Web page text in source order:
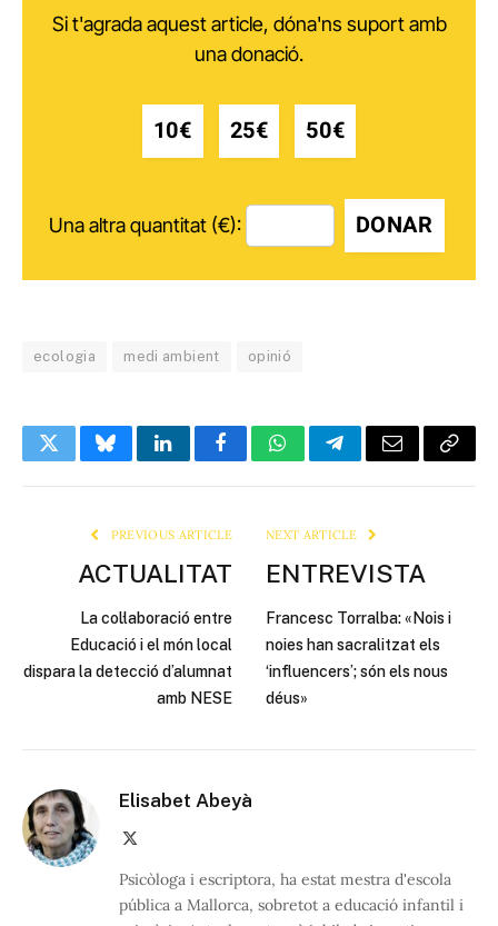
Si t'agrada aquest article, dóna'ns suport amb
una donació.
10€ 25€ 50€
Una altra quantitat (€): DONAR
ecologia medi ambient opinió
TwitterBlueskyLinkedInFacebookWhatsAppTelegramEmail Copy
PREVIOUS ARTICLE
ACTUALITAT
La col·laboració entre
Educació i el món local
dispara la detecció d’alumnat
amb NESE
NEXT ARTICLE
ENTREVISTA
Francesc Torralba: «Nois i
noies han sacralitzat els
‘influencers’; són els nous
déus»
Elisabet Abeyà
Psicòloga i escriptora, ha estat mestra d'escola
pública a Mallorca, sobretot a educació infantil i